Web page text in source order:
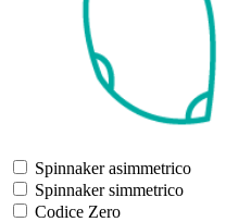
Spinnaker asimmetrico
Spinnaker simmetrico
Codice Zero